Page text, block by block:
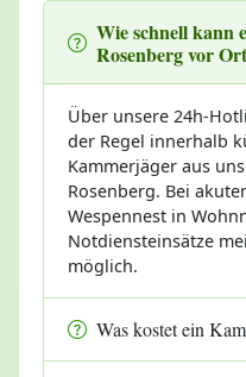
Wie schnell kann
Rosenberg vor
Über unsere 24h-
der Regel innerhalb
Kammerjäger aus
Rosenberg. Bei
Wespennest in
Notdiensteinsätze
möglich.
Was kostet ein